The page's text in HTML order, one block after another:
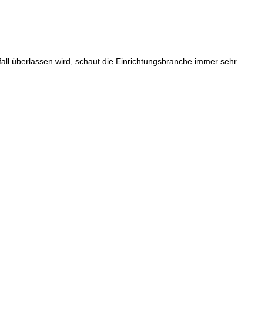
überlassen wird, schaut die Einrichtungsbranche immer sehr